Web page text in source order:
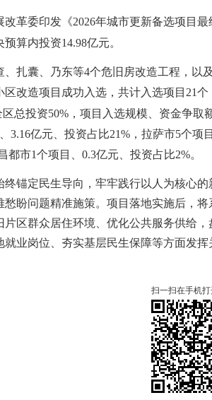
改革委印发《2026年城市更新备选项目
预算内投资14.98亿元。
、扎囊、乃东等4个危旧房改造工程，以
区改造项目成功入选，共计入选项目 21个
区总投资50% ，项目入选规模、资金争
3.16亿元、投资占比21% ，拉萨市5个项
都市1个项目、 0.3亿元、投资占比2%。
终锚定民生导向，牢牢践行以人为核心
愁盼问题精准施策。项目落地实施后，
片区群众居住环境、优化公共服务供给
就业岗位、夯实基层民生保障等方面发
扫一扫在手机